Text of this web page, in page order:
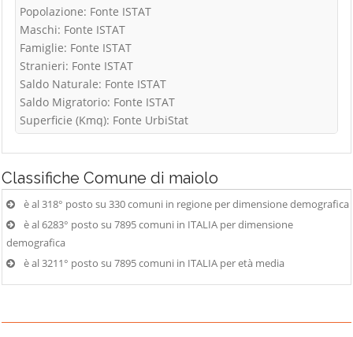
Popolazione: Fonte ISTAT
Maschi: Fonte ISTAT
Famiglie: Fonte ISTAT
Stranieri: Fonte ISTAT
Saldo Naturale: Fonte ISTAT
Saldo Migratorio: Fonte ISTAT
Superficie (Kmq): Fonte UrbiStat
Classifiche Comune di maiolo
è al 318° posto su 330 comuni in regione per dimensione demografica
è al 6283° posto su 7895 comuni in ITALIA per dimensione
demografica
è al 3211° posto su 7895 comuni in ITALIA per età media